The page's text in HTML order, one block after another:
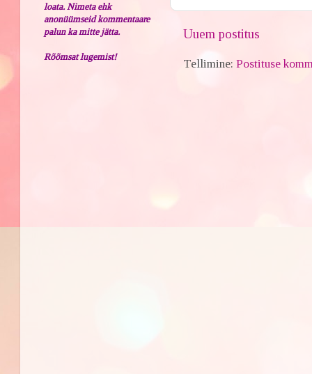
Uuem postitus
Tellimine:Postituse
loata. Nimeta ehk
anonüümseid kommentaare
palun ka mitte jätta.
Rõõmsat lugemist!